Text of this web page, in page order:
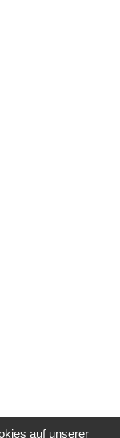
auf unserer